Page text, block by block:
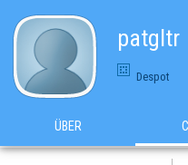
patgltr
Despot
ÜBER